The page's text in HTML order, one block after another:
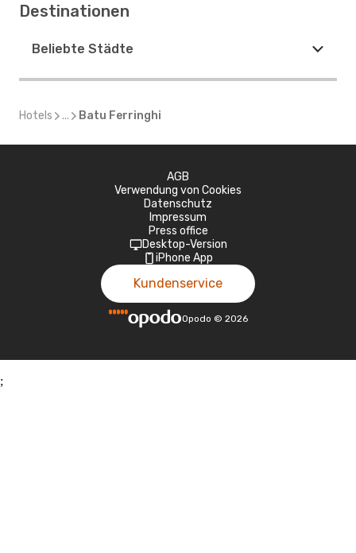
Destinationen
Beliebte Städte
Hotels ... Batu Ferringhi
AGB
Verwendung von Cookies
Datenschutz
Impressum
Press office
Desktop-Version
iPhone App
Kundenservice
Opodo © 2026
;